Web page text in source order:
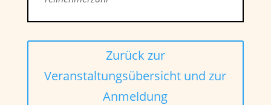
Zurück zur
Veranstaltungsübersicht und zur
Anmeldung